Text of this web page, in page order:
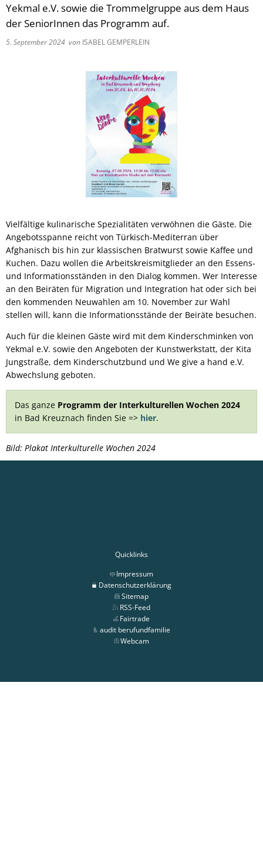
Yekmal e.V. sowie die Trommelgruppe aus dem Haus
der SeniorInnen das Programm auf.
5. September 2024 von ISABEL GEMPERLEIN
Vielfältige kulinarische Spezialitäten verwöhnen die Gäste. Die
Angebotsspanne reicht von Türkisch-Mediterran über
Afghanisch bis hin zur klassischen Bratwurst sowie Kaffee und
Kuchen. Dazu wollen die Arbeitskreismitglieder an den Essens-
und Informationsständen in den Dialog kommen. Wer Interesse
an den Beiräten für Migration und Integration hat oder sich bei
den kommenden Neuwahlen am 10. November zur Wahl
stellen will, kann die Informationsstände der Beiräte besuchen.
Auch für die kleinen Gäste wird mit dem Kinderschminken von
Yekmal e.V. sowie den Angeboten der Kunstwerkstatt, der Kita
Jungstraße, dem Kinderschutzbund und We give a hand e.V.
Abwechslung geboten.
Das ganze Programm der Interkulturellen Wochen 2024
in Bad Kreuznach finden Sie => hier.
Bild: Plakat Interkulturelle Wochen 2024
Quicklinks
Impressum
Datenschutzerklärung
Sitemap
RSS-Feed
Fairtrade
audit berufundfamilie
Webcam